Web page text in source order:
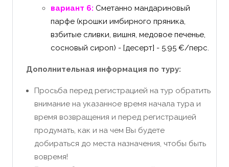
вариант 6: Сметанно мандариновый
парфе (крошки имбирного пряника,
взбитые сливки, вишня, медовое печенье,
сосновый сироп) - [десерт] - 5.95 €/перс.
Дополнительная информация по туру:
Просьба перед регистрацией на тур обратить
внимание на указанное время начала тура и
время возвращения и перед регистрацией
продумать, как и на чем Вы будете
добираться до места назначения, чтобы быть
вовремя!